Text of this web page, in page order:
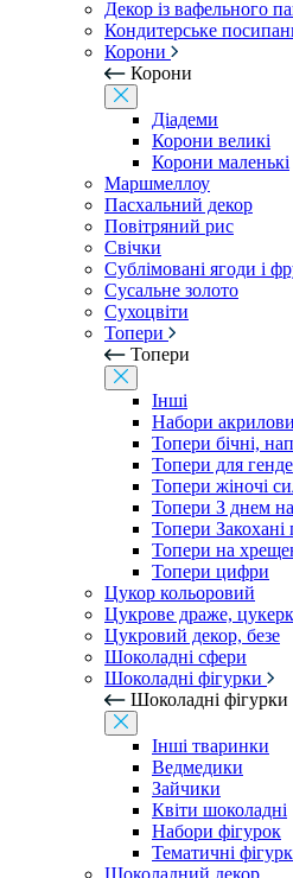
Декор із вафельного
Кондитерське
Корони
Корони
Діадеми
Корони великі
Корони маленькі
Маршмеллоу
Пасхальний декор
Повітряний рис
Свічки
Сублімовані ягоди і
Сусальне золото
Сухоцвіти
Топери
Топери
Інші
Набори
Топери бічні,
Топери для
Топери жіночі
Топери З днем
Топери Закохані
Топери на
Топери цифри
Цукор кольоровий
Цукрове драже,
Цукровий декор, безе
Шоколадні сфери
Шоколадні фігурки
Шоколадні фігурки
Інші тваринки
Ведмедики
Зайчики
Квіти шоколадні
Набори фігурок
Тематичні
Шоколадний декор